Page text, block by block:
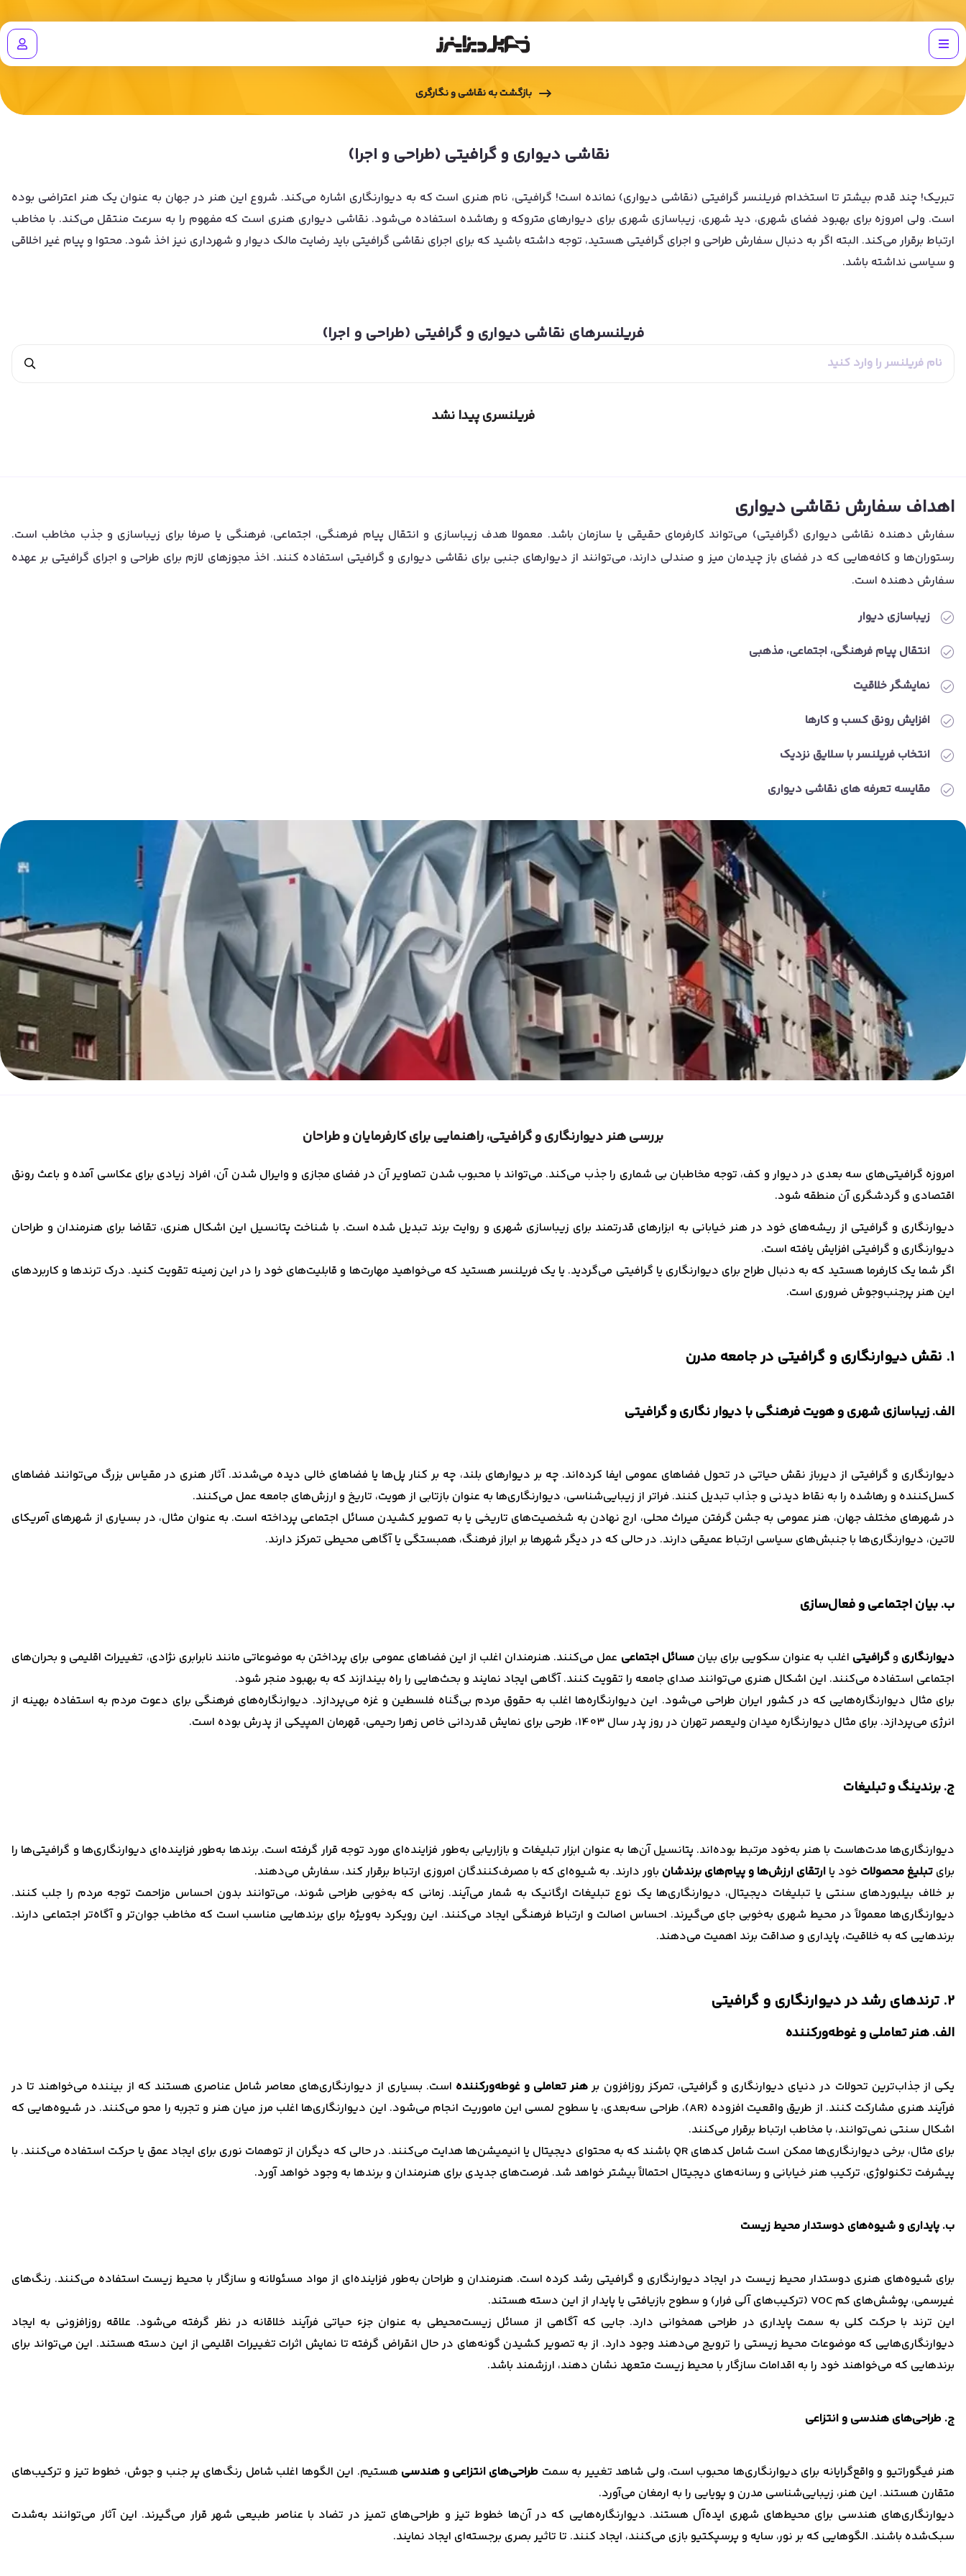
بازگشت بهنقاشی و نگارگری
نقاشی دیواری و گرافیتی (طراحی و اجرا)
تبریک! چند قدم بیشتر تا استخدام فریلنسر گرافیتی (نقاشی دیواری) نمانده است! گرافیتی، نام هنری است که به دیوارنگاری اشاره می‌کند. شروع این هنر در جهان به عنوان یک هنر اعتراضی بوده
است. ولی امروزه برای بهبود فضای شهری، دید شهری، زیباسازی شهری برای دیوارهای متروکه و رهاشده استفاده می‌شود. نقاشی دیواری هنری است که مفهوم را به سرعت منتقل می‌کند. با مخاطب
ارتباط برقرار می‌کند. البته اگر به دنبال سفارش طراحی و اجرای گرافیتی هستید، توجه داشته باشید که برای اجرای نقاشی گرافیتی باید رضایت مالک دیوار و شهرداری نیز اخذ شود. محتوا و پیام غیر اخلاقی
و سیاسی نداشته باشد.
فریلنسرهای نقاشی دیواری و گرافیتی (طراحی و اجرا)
فریلنسری پیدا نشد
اهداف سفارش نقاشی دیواری
سفارش دهنده نقاشی دیواری (گرافیتی) می‌تواند کارفرمای حقیقی یا سازمان باشد. معمولا هدف زیباسازی و انتقال پیام فرهنگی، اجتماعی، فرهنگی یا صرفا برای زیباسازی و جذب مخاطب است.
رستوران‌ها و کافه‌هایی که در فضای باز چیدمان میز و صندلی دارند، می‌توانند از دیوارهای جنبی برای نقاشی دیواری و گرافیتی استفاده کنند. اخذ مجوزهای لازم برای طراحی و اجرای گرافیتی بر عهده
سفارش دهنده است.
زیباسازی دیوار
انتقال پیام فرهنگی، اجتماعی، مذهبی
نمایشگر خلاقیت
افزایش رونق کسب و کارها
انتخاب فریلنسر با سلایق نزدیک
مقایسه تعرفه های نقاشی دیواری
بررسی هنر دیوارنگاری و گرافیتی، راهنمایی برای کارفرمایان و طراحان
امروزه گرافیتی‌های سه بعدی در دیوار و کف، توجه مخاطبان بی شماری را جذب می‌کند. می‌تواند با محبوب شدن تصاویر آن در فضای مجازی و وایرال شدن آن، افراد زیادی برای عکاسی آمده و باعث رونق
اقتصادی و گردشگری آن منطقه شود.
دیوارنگاری و گرافیتی از ریشه‌های خود در هنر خیابانی به ابزارهای قدرتمند برای زیباسازی شهری و روایت برند تبدیل شده‌ است. با شناخت پتانسیل این اشکال هنری، تقاضا برای هنرمندان و طراحان
دیوارنگاری و گرافیتی افزایش یافته است.
اگر شما یک کارفرما هستید که به دنبال طراح برای دیوارنگاری یا گرافیتی می‌گردید. یا یک فریلنسر هستید که می‌خواهید مهارت‌ها و قابلیت‌های خود را در این زمینه تقویت کنید. درک ترندها و کاربردهای
این هنر پرجنب‌وجوش ضروری است.
1. نقش دیوارنگاری و گرافیتی در جامعه مدرن
الف. زیباسازی شهری و هویت فرهنگی با دیوار نگاری و گرافیتی
دیوارنگاری و گرافیتی از دیرباز نقش حیاتی در تحول فضاهای عمومی ایفا کرده‌اند. چه بر دیوارهای بلند، چه بر کنار پل‌ها یا فضاهای خالی دیده می‌شدند. آثار هنری در مقیاس بزرگ می‌توانند فضاهای
کسل‌کننده و رهاشده را به نقاط دیدنی و جذاب تبدیل کنند. فراتر از زیبایی‌شناسی، دیوارنگاری‌ها به عنوان بازتابی از هویت، تاریخ و ارزش‌های جامعه عمل می‌کنند.
در شهرهای مختلف جهان، هنر عمومی به جشن گرفتن میراث محلی، ارج نهادن به شخصیت‌های تاریخی یا به تصویر کشیدن مسائل اجتماعی پرداخته است. به عنوان مثال، در بسیاری از شهرهای آمریکای
لاتین، دیوارنگاری‌ها با جنبش‌های سیاسی ارتباط عمیقی دارند. در حالی که در دیگر شهرها بر ابراز فرهنگ، همبستگی یا آگاهی محیطی تمرکز دارند.
ب. بیان اجتماعی و فعال‌سازی
دیوارنگاری وگرافیتی اغلب به عنوان سکویی برای بیانمسائل اجتماعی عمل می‌کنند. هنرمندان اغلب از این فضاهای عمومی برای پرداختن به موضوعاتی مانند نابرابری نژادی، تغییرات اقلیمی و بحران‌های
اجتماعی استفاده می‌کنند. این اشکال هنری می‌توانند صدای جامعه را تقویت کنند. آگاهی ایجاد نمایند و بحث‌هایی را راه بیندازند که به بهبود منجر شود.
برای مثال دیوارنگاره‌هایی که در کشور ایران طراحی می‌شود. این دیوارنگاره‌ها اغلب به حقوق مردم بی‌گناه فلسطین و غزه می‌پردازد. دیوارنگاره‌های فرهنگی برای دعوت مردم به استفاده بهینه از
انرژی می‌پردازد. برای مثال دیوارنگاره میدان ولیعصر تهران در روز پدر سال 1403، طرحی برای نمایش قدردانی خاص زهرا رحیمی، قهرمان المپیکی از پدرش بوده است.
ج. برندینگ و تبلیغات
دیوارنگاری‌ها مدت‌هاست با هنر به‌خود مرتبط بوده‌اند. پتانسیل آن‌ها به عنوان ابزار تبلیغات و بازاریابی به‌طور فزاینده‌ای مورد توجه قرار گرفته است. برندها به‌طور فزاینده‌ای دیوارنگاری‌ها و گرافیتی‌ها را
برای تبلیغ محصولات خود یا ارتقای ارزش‌ها و پیام‌های برندشان باور دارند. به شیوه‌ای که با مصرف‌کنندگان امروزی ارتباط برقرار کند، سفارش می‌دهند.
بر خلاف بیلبوردهای سنتی یا تبلیغات دیجیتال، دیوارنگاری‌ها یک نوع تبلیغات ارگانیک به شمار می‌آیند. زمانی که به‌خوبی طراحی شوند، می‌توانند بدون احساس مزاحمت توجه مردم را جلب کنند.
دیوارنگاری‌ها معمولاً در محیط شهری به‌خوبی جای می‌گیرند. احساس اصالت و ارتباط فرهنگی ایجاد می‌کنند. این رویکرد به‌ویژه برای برندهایی مناسب است که مخاطب جوان‌تر و آگاه‌تر اجتماعی دارند.
برندهایی که به خلاقیت، پایداری و صداقت برند اهمیت می‌دهند.
2. ترندهای رشد در دیوارنگاری و گرافیتی
الف. هنر تعاملی و غوطه‌ورکننده
یکی از جذاب‌ترین تحولات در دنیای دیوارنگاری و گرافیتی، تمرکز روزافزون برهنر تعاملی و غوطه‌ورکننده است. بسیاری از دیوارنگاری‌های معاصر شامل عناصری هستند که از بیننده می‌خواهند تا در
فرآیند هنری مشارکت کنند. از طریق واقعیت افزوده (AR)، طراحی سه‌بعدی، یا سطوح لمسی این ماموریت انجام می‌شود. این دیوارنگاری‌ها اغلب مرز میان هنر و تجربه را محو می‌کنند. در شیوه‌هایی که
اشکال سنتی نمی‌توانند، با مخاطب ارتباط برقرار می‌کنند.
برای مثال، برخی دیوارنگاری‌ها ممکن است شامل کدهای QR باشند که به محتوای دیجیتال یا انیمیشن‌ها هدایت می‌کنند. در حالی که دیگران از توهمات نوری برای ایجاد عمق یا حرکت استفاده می‌کنند. با
پیشرفت تکنولوژی، ترکیب هنر خیابانی و رسانه‌های دیجیتال احتمالاً بیشتر خواهد شد. فرصت‌های جدیدی برای هنرمندان و برندها به وجود خواهد آورد.
ب. پایداری و شیوه‌های دوستدار محیط زیست
برای شیوه‌های هنری دوستدار محیط زیست در ایجاد دیوارنگاری و گرافیتی رشد کرده است. هنرمندان و طراحان به‌طور فزاینده‌ای از مواد مسئولانه و سازگار با محیط زیست استفاده می‌کنند. رنگ‌های
غیرسمی، پوشش‌های کم VOC (ترکیب‌های آلی فرار) و سطوح بازیافتی یا پایدار از این دسته هستند.
این ترند با حرکت کلی به سمت پایداری در طراحی همخوانی دارد. جایی که آگاهی از مسائل زیست‌محیطی به عنوان جزء حیاتی فرآیند خلاقانه در نظر گرفته می‌شود. علاقه روزافزونی به ایجاد
دیوارنگاری‌هایی که موضوعات محیط زیستی را ترویج می‌دهند وجود دارد. از به تصویر کشیدن گونه‌های در حال انقراض گرفته تا نمایش اثرات تغییرات اقلیمی از این دسته هستند. این می‌تواند برای
برندهایی که می‌خواهند خود را به اقدامات سازگار با محیط زیست متعهد نشان دهند، ارزشمند باشد.
ج. طراحی‌های هندسی و انتزاعی
هنر فیگوراتیو و واقع‌گرایانه برای دیوارنگاری‌ها محبوب است، ولی شاهد تغییر به سمت طراحی‌های انتزاعی و هندسی هستیم. این الگوها اغلب شامل رنگ‌های پر جنب و جوش، خطوط تیز و ترکیب‌های
متقارن هستند. این هنر، زیبایی‌شناسی مدرن و پویایی را به ارمغان می‌آورد.
دیوارنگاری‌های هندسی برای محیط‌های شهری ایده‌آل هستند. دیوارنگاره‌هایی که در آن‌ها خطوط تیز و طراحی‌های تمیز در تضاد با عناصر طبیعی شهر قرار می‌گیرند. این آثار می‌توانند به‌شدت
سبک‌شده باشند. الگوهایی که بر نور، سایه و پرسپکتیو بازی می‌کنند، ایجاد کنند. تا تاثیر بصری برجسته‌ای ایجاد نمایند.